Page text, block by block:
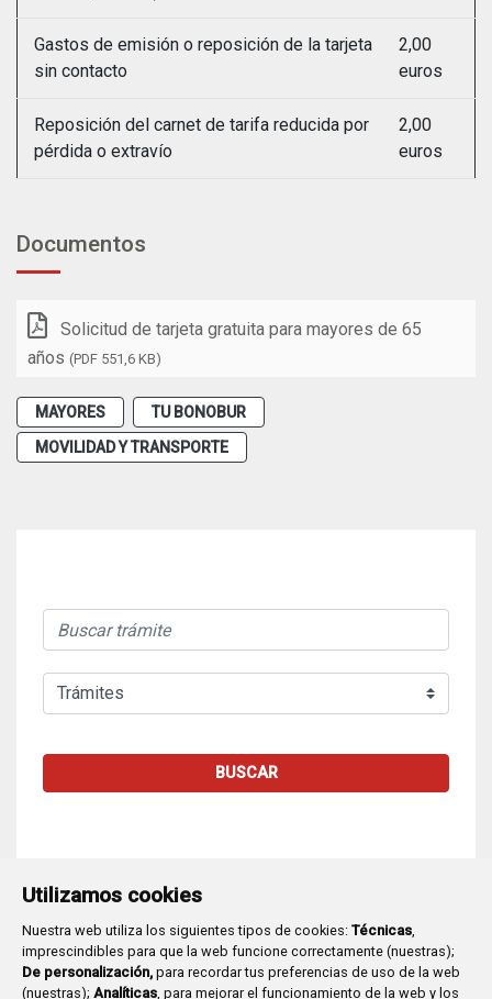
Utilizamos cookies
Nuestra web utiliza los siguientes tipos de cookies: Técnicas,
imprescindibles para que la web funcione correctamente (nuestras);
De personalización, para recordar tus preferencias de uso de la web
(nuestras); Analíticas, para mejorar el funcionamiento de la web y los
Gastos de emisión o reposición de la tarjeta
sin contacto
2,00
euros
Reposición del carnet de tarifa reducida por
pérdida o extravío
2,00
euros
Documentos
Solicitud de tarjeta gratuita para mayores de 65
años (PDF 551,6 KB)
MAYORES
TU BONOBUR
MOVILIDAD Y TRANSPORTE
BUSCAR